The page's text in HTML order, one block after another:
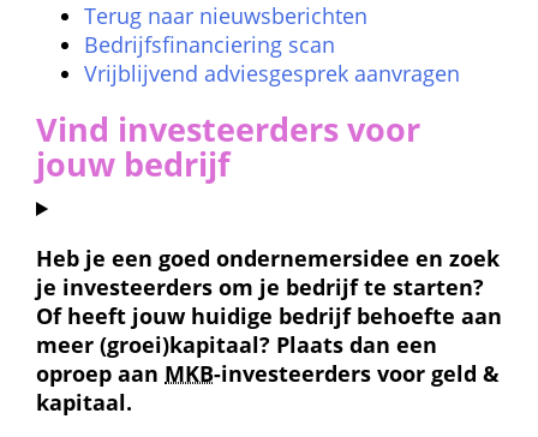
Terug naar nieuwsberichten
Bedrijfsfinanciering scan
Vrijblijvend adviesgesprek aanvragen
Vind investeerders voor
jouw bedrijf
Heb je een goed ondernemers­idee en zoek
je investeerders om je bedrijf te starten?
Of heeft jouw huidige bedrijf behoefte aan
meer (groei)kapitaal? Plaats dan een
oproep aan MKB-investeerders voor geld &
kapitaal.